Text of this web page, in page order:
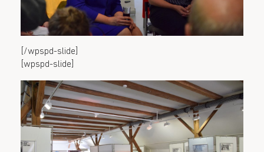
[/wpspd-slide]
[wpspd-slide]